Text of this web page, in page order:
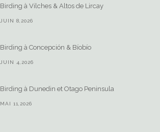
Birding à Vilches & Altos de Lircay
JUIN 8,2026
Birding à Concepción & Bíobío
JUIN 4,2026
Birding à Dunedin et Otago Peninsula
MAI 11,2026